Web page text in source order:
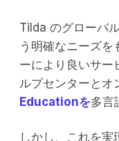
Tilda のグローバ
う明確なニーズ
ーにより良いサー
ルプセンターとオ
Educationを多言
しかし、これを